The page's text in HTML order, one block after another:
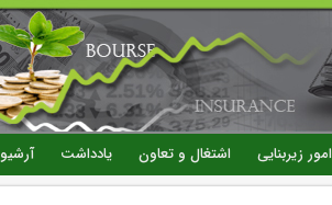
رفتن
به
محتوای
اصلی
امور زیربنایی اشتغال و تعاون یادداشت آرشیو